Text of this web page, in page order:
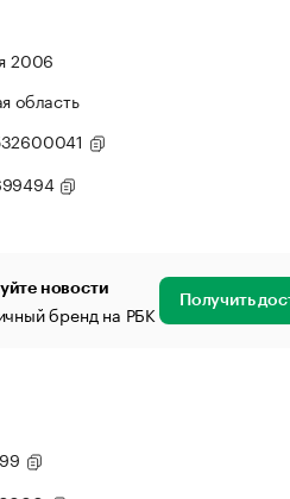
2006
область
новости
бренд на РБК Получить